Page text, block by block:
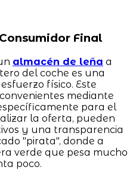
Final
almacén de leña a
del coche es una
físico. Este
mediante
para el
la oferta, pueden
y una transparencia
"pirata", donde a
verde que pesa mucho
poco.